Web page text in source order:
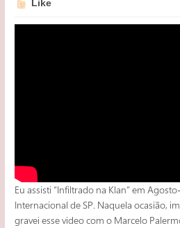
Like
Eu assisti “Infiltrado na Klan” em
Internacional de SP. Naquela ocasião,
gravei esse video com o Marcelo